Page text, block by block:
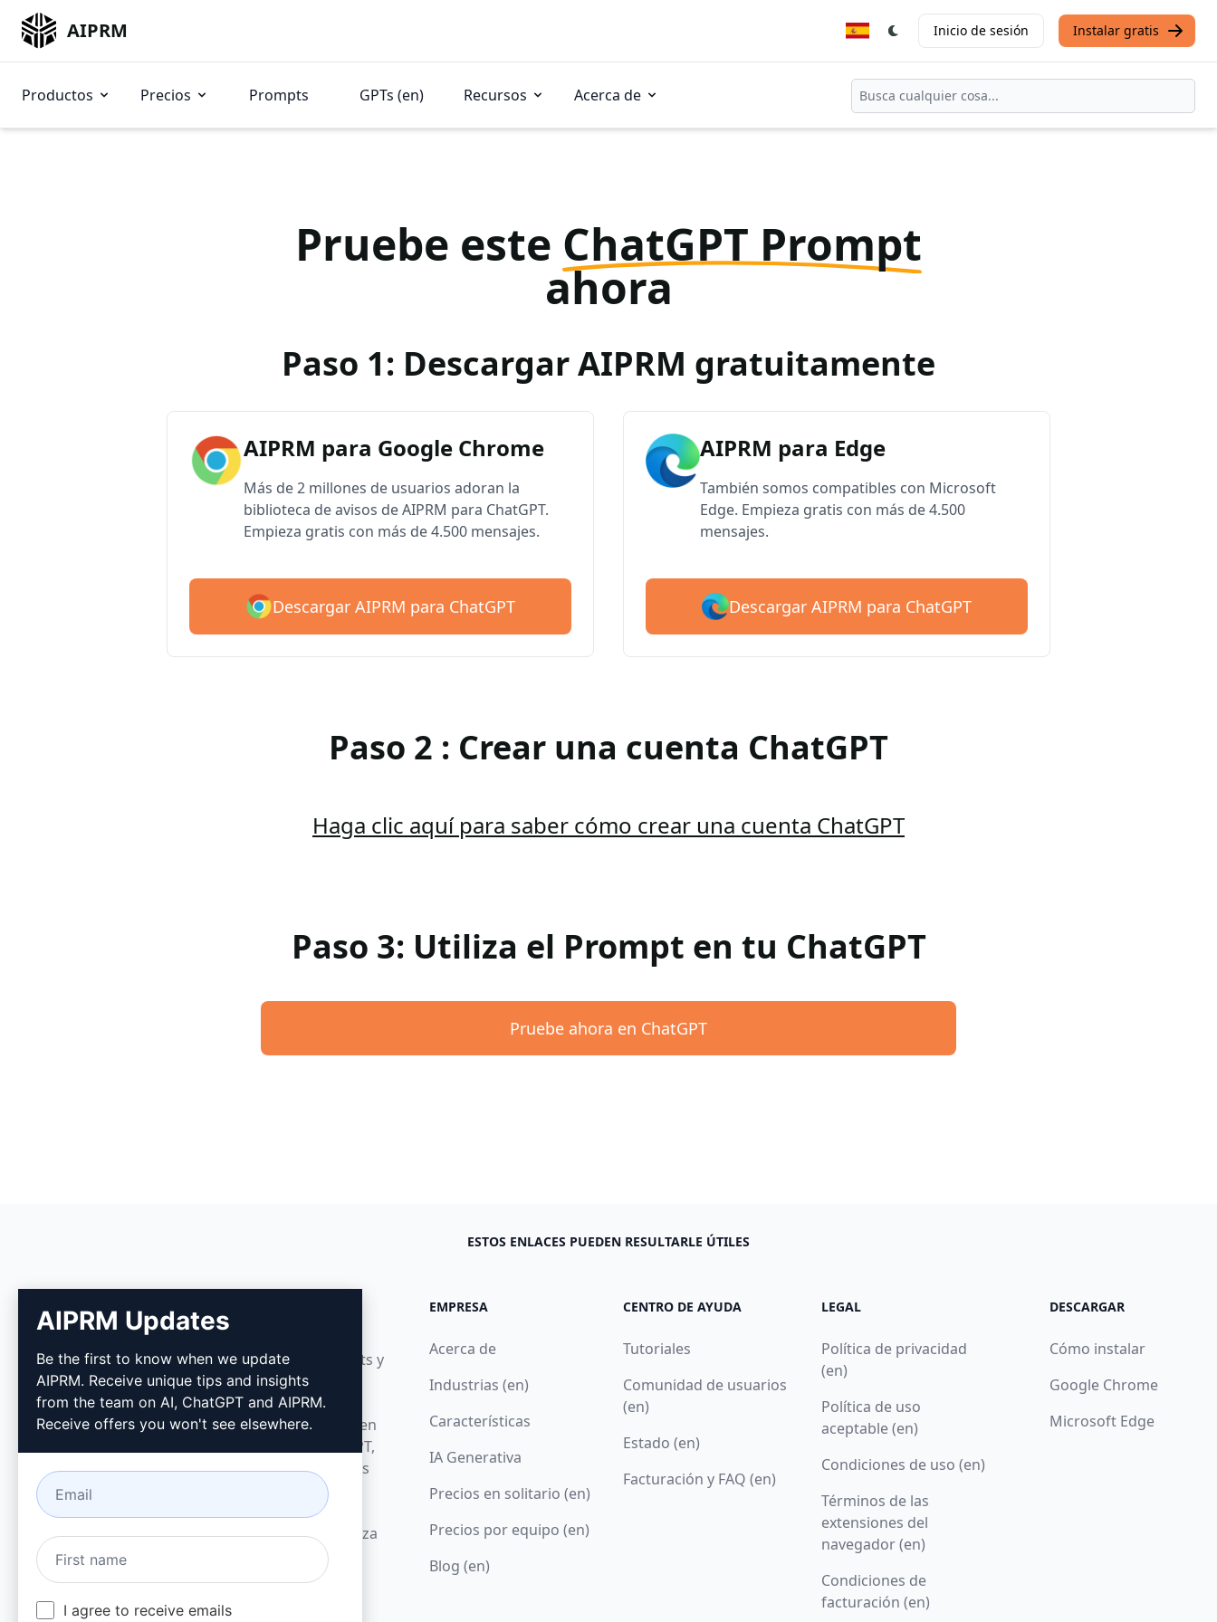
AIPRM Inicio de sesión Instalar gratis
Productos Precios Prompts GPTs (en) Recursos Acerca de
Pruebe este ChatGPT Prompt
ahora
Paso 1: Descargar AIPRM gratuitamente
AIPRM para Google Chrome
Más de 2 millones de usuarios adoran la
biblioteca de avisos de AIPRM para ChatGPT.
Empieza gratis con más de 4.500 mensajes.
Descargar AIPRM para ChatGPT
AIPRM para Edge
También somos compatibles con Microsoft
Edge. Empieza gratis con más de 4.500
mensajes.
Descargar AIPRM para ChatGPT
Paso 2 : Crear una cuenta ChatGPT
Haga clic aquí para saber cómo crear una cuenta ChatGPT
Paso 3: Utiliza el Prompt en tu ChatGPT
Pruebe ahora en ChatGPT
ESTOS ENLACES PUEDEN RESULTARLE ÚTILES
AIPRM
AIPRM es una herramienta de gestión de prompts y
una biblioteca de prompts impulsada por la
comunidad. Realice tareas de marketing, ventas,
operaciones, productividad y atención al cliente en
minutos con prompts listos para usar en ChatGPT,
Claude, Gemini, Midjourney, GPT Image y muchos
más.
Creado para pequeñas empresas. Con la confianza
de grandes compañías.
EMPRESA
Acerca de
Industrias (en)
Características
IA Generativa
Precios en solitario (en)
Precios por equipo (en)
Blog (en)
CENTRO DE AYUDA
Tutoriales
Comunidad de usuarios
(en)
Estado (en)
Facturación y FAQ (en)
LEGAL
Política de privacidad
(en)
Política de uso
aceptable (en)
Condiciones de uso (en)
Términos de las
extensiones del
navegador (en)
Condiciones de
facturación (en)
DESCARGAR
Cómo instalar
Google Chrome
Microsoft Edge
AIPRM Updates
Be the first to know when we update
AIPRM. Receive unique tips and insights
from the team on AI, ChatGPT and AIPRM.
Receive offers you won't see elsewhere.
I agree to receive emails